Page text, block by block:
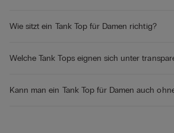
Wie sitzt ein Tank Top für Damen richtig?
Welche Tank Tops eignen sich unter
Kann man ein Tank Top für Damen auch